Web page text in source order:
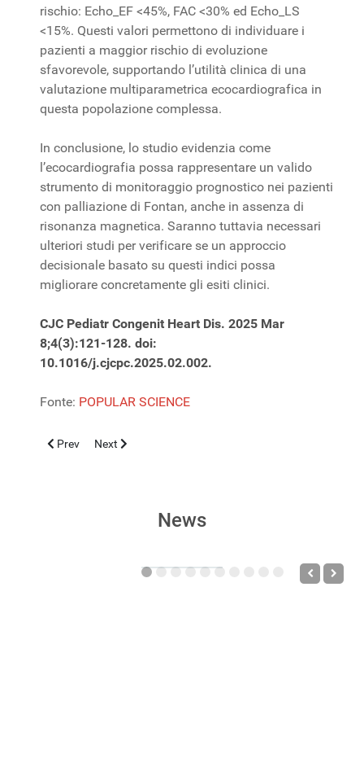
rischio: Echo_EF <45%, FAC <30% ed Echo_LS
<15%. Questi valori permettono di individuare i
pazienti a maggior rischio di evoluzione
sfavorevole, supportando l’utilità clinica di una
valutazione multiparametrica ecocardiografica in
questa popolazione complessa.
In conclusione, lo studio evidenzia come
l’ecocardiografia possa rappresentare un valido
strumento di monitoraggio prognostico nei pazienti
con palliazione di Fontan, anche in assenza di
risonanza magnetica. Saranno tuttavia necessari
ulteriori studi per verificare se un approccio
decisionale basato su questi indici possa
migliorare concretamente gli esiti clinici.
CJC Pediatr Congenit Heart Dis. 2025 Mar
8;4(3):121-128. doi:
10.1016/j.cjcpc.2025.02.002.
Fonte: POPULAR SCIENCE
Previous article: Sindrome da tachicardia posturale nei
Prev Next article: Trapianto cardiaco nei bambini con
Next
News